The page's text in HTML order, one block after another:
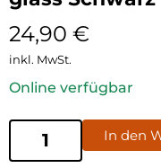
24,90 €
inkl. MwSt.
Online verfügbar
In den